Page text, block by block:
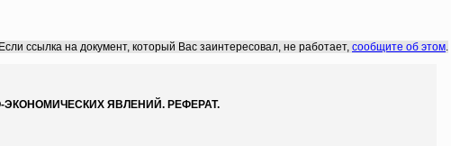
Если ссылка на документ, который Вас заинтересовал, не работает, сообщите об этом.
ЯВЛЕНИЙ. РЕФЕРАТ.